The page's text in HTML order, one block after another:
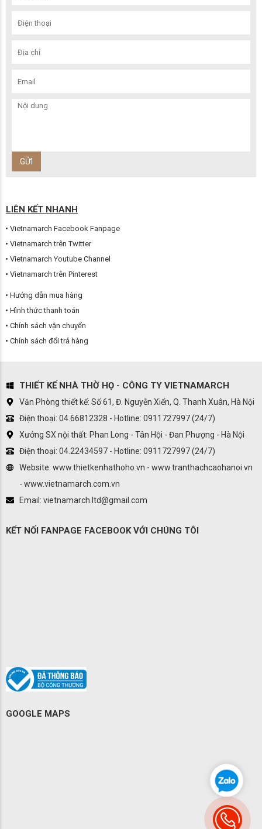
LIÊN KẾT NHANH
Vietnamarch Facebook Fanpage
Vietnamarch trên Twitter
Vietnamarch Youtube Channel
Vietnamarch trên Pinterest
Hướng dẫn mua hàng
Hình thức thanh toán
Chính sách vận chuyển
Chính sách đổi trả hàng
THIẾT KẾ NHÀ THỜ HỌ - CÔNG TY VIETNAMARCH
Văn Phòng thiết kế: Số 61, Đ. Nguyễn Xiển, Q. Thanh Xuân, Hà Nội
Điện thoại: 04.66812328 - Hotline: 0911727997 (24/7)
Xưởng SX nội thất: Phan Long - Tân Hội - Đan Phượng - Hà Nội
Điện thoại: 04.22434597 - Hotline: 0911727997 (24/7)
Website: www.thietkenhathoho.vn - www.tranthachcaohanoi.vn
- www.vietnamarch.com.vn
Email: vietnamarch.ltd@gmail.com
KẾT NỐI FANPAGE FACEBOOK VỚI CHÚNG TÔI
GOOGLE MAPS